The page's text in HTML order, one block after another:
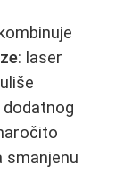
: laser
smanjenu